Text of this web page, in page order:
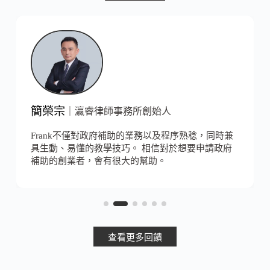
簡榮宗 瀛睿律師事務所創始人
Frank不僅對政府補助的業務以及程序熟稔，同時兼
具生動、易懂的教學技巧。 相信對於想要申請政府
補助的創業者，會有很大的幫助。
查看更多回饋